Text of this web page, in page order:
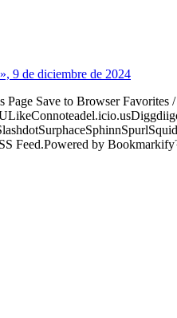
9 de diciembre de 2024
Page Save to Browser Favorites /
Feed.Powered by